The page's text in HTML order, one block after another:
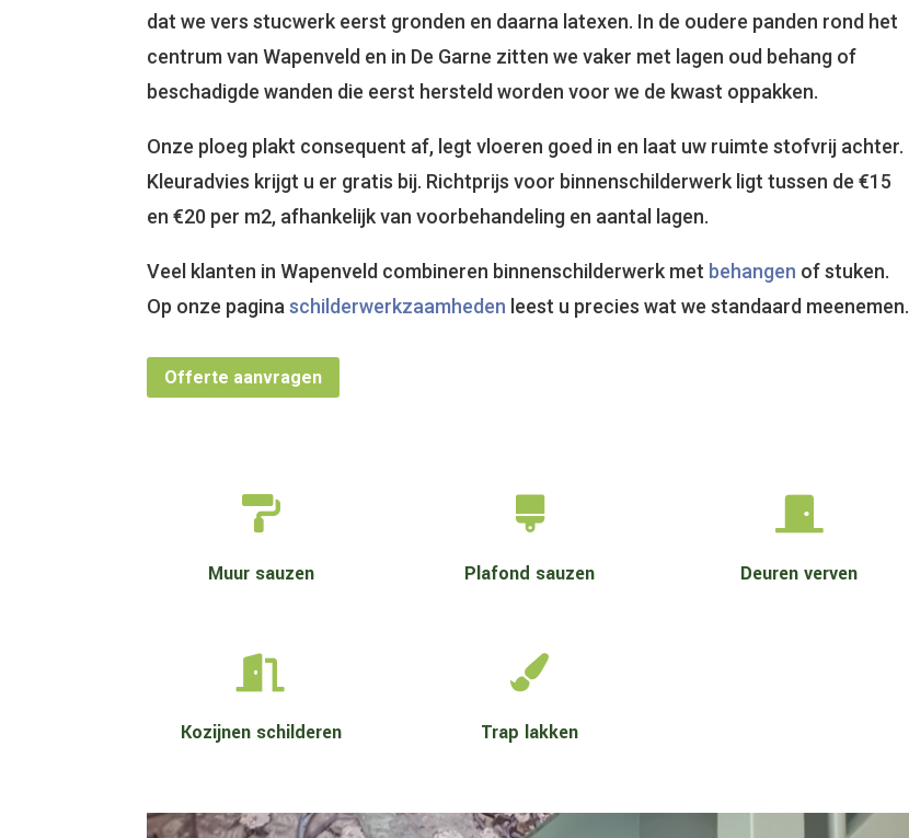
dat we vers stucwerk eerst gronden en daarna latexen. In de oudere panden rond het
centrum van Wapenveld en in De Garne zitten we vaker met lagen oud behang of
beschadigde wanden die eerst hersteld worden voor we de kwast oppakken.
Onze ploeg plakt consequent af, legt vloeren goed in en laat uw ruimte stofvrij achter.
Kleuradvies krijgt u er gratis bij. Richtprijs voor binnenschilderwerk ligt tussen de €15
en €20 per m2, afhankelijk van voorbehandeling en aantal lagen.
Veel klanten in Wapenveld combineren binnenschilderwerk met behangen of stuken.
Op onze paginaschilderwerkzaamheden leest u precies wat we standaard meenemen.
Offerte aanvragen

Muur sauzen

Plafond sauzen

Deuren verven

Kozijnen schilderen

Trap lakken